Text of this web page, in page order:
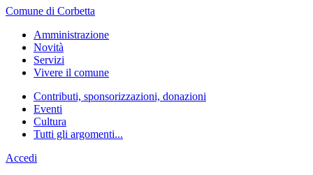
Comune di Corbetta
Amministrazione
Novità
Servizi
Vivere il comune
Contributi, sponsorizzazioni, donazioni
Eventi
Cultura
Tutti gli argomenti...
Accedi